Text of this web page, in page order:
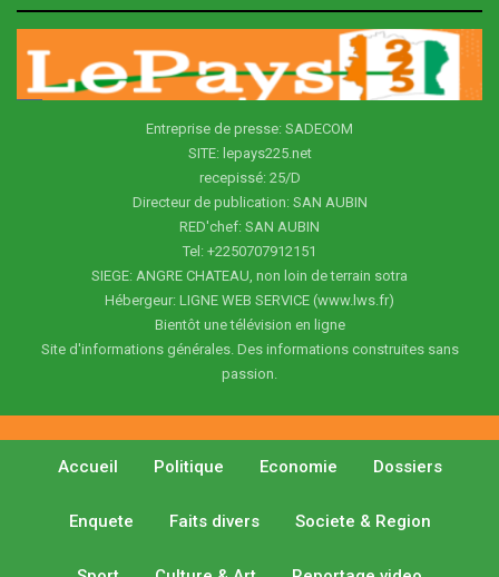
Entreprise de presse: SADECOM
SITE: lepays225.net
recepissé: 25/D
Directeur de publication: SAN AUBIN
RED'chef: SAN AUBIN
Tel: +2250707912151
SIEGE: ANGRE CHATEAU, non loin de terrain sotra
Hébergeur: LIGNE WEB SERVICE (www.lws.fr)
Bientôt une télévision en ligne
Site d'informations générales. Des informations construites sans
passion.
Accueil Politique Economie Dossiers
Enquete Faits divers Societe & Region